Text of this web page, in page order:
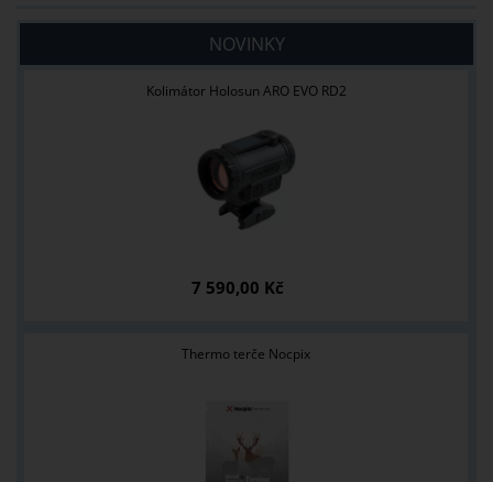
NOVINKY
Kolimátor Holosun ARO EVO RD2
7 590,00 Kč
Thermo terče Nocpix